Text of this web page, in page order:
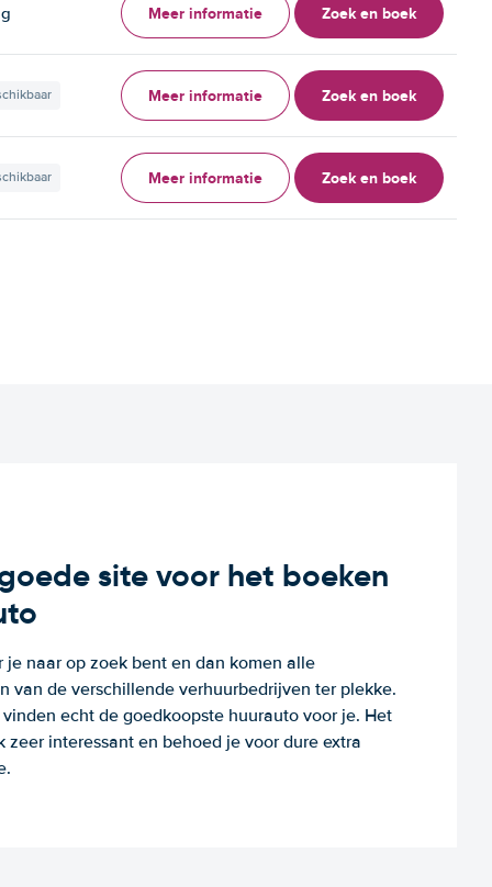
Meer informatie Zoek en boek
Meer informatie Zoek en boek
Meer informatie Zoek en boek
site voor het boeken
naar op zoek bent en dan komen alle
van de verschillende verhuurbedrijven ter plekke.
echt de goedkoopste huurauto voor je. Het
zeer interessant en behoed je voor dure extra